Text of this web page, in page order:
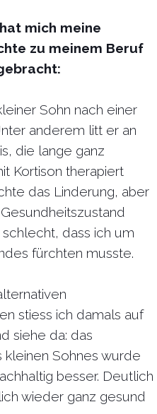
mich meine
zu meinem Beruf
Sohn nach einer
anderem litt er an
die lange ganz
Kortison therapiert
das Linderung, aber
dass ich um
fürchten musste.
stiess ich damals auf
siehe da: das
kleinen Sohnes wurde
besser. Deutlich
wieder ganz gesund